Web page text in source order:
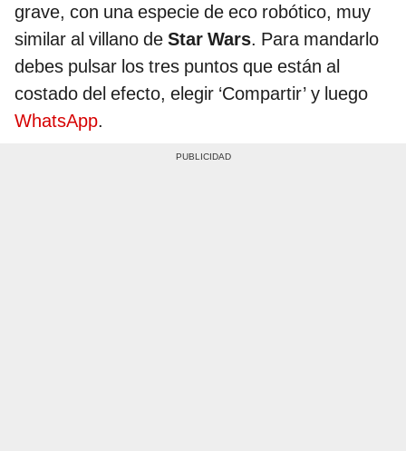
grave, con una especie de eco robótico, muy
similar al villano de Star Wars. Para mandarlo
debes pulsar los tres puntos que están al
costado del efecto, elegir ‘Compartir’ y luego
WhatsApp.